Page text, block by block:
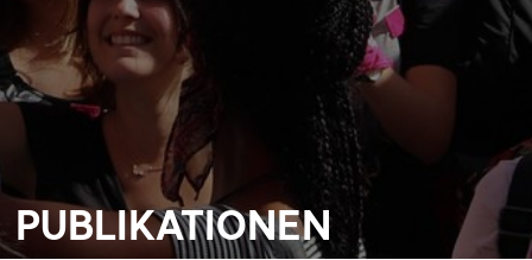
PUBLIKATIONEN